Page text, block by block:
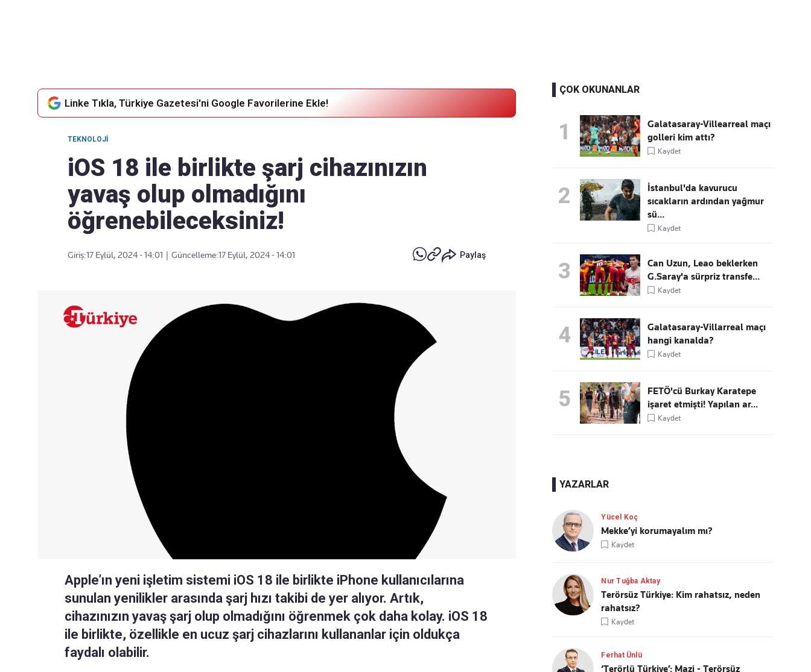
Linke Tıkla, Türkiye Gazetesi'ni Google Favorilerine Ekle!
TEKNOLOJI
iOS 18 ile birlikte şarj cihazınızın
yavaş olup olmadığını
öğrenebileceksiniz!
Giriş:17 Eylül, 2024 - 14:01 Güncelleme:17 Eylül, 2024 - 14:01 Paylaş
Apple’ın yeni işletim sistemi iOS 18 ile birlikte iPhone kullanıcılarına
sunulan yenilikler arasında şarj hızı takibi de yer alıyor. Artık,
cihazınızın yavaş şarj olup olmadığını öğrenmek çok daha kolay. iOS 18
ile birlikte, özellikle en ucuz şarj cihazlarını kullananlar için oldukça
faydalı olabilir.
ÇOK OKUNANLAR
1
Galatasaray-Villearreal maçı
golleri kim attı?
Kaydet
2
İstanbul'da kavurucu
sıcakların ardından yağmur
sü...
Kaydet
3
Can Uzun, Leao beklerken
G.Saray'a sürpriz transfe...
Kaydet
4
Galatasaray-Villarreal maçı
hangi kanalda?
Kaydet
5
FETÖ'cü Burkay Karatepe
işaret etmişti! Yapılan ar...
Kaydet
YAZARLAR
Yücel Koç
Mekke’yi korumayalım mı?
Kaydet
Nur Tuğba Aktay
Terörsüz Türkiye: Kim rahatsız, neden
rahatsız?
Kaydet
Ferhat Ünlü
‘Terörlü Türkiye’: Mazi - Terörsüz